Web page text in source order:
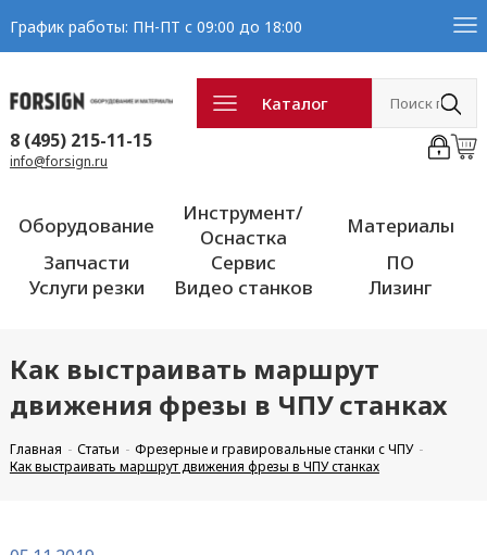
График работы: ПН-ПТ с 09:00 до 18:00
Каталог
8 (495) 215-11-15
info@forsign.ru
Оборудование
Инструмент/
Оснастка
Материалы
Запчасти
Сервис
ПО
Услуги резки
Видео станков Лизинг
Как выстраивать маршрут
движения фрезы в ЧПУ станках
Главная Статьи
Фрезерные и гравировальные станки с ЧПУ
Как выстраивать маршрут движения фрезы в ЧПУ станках